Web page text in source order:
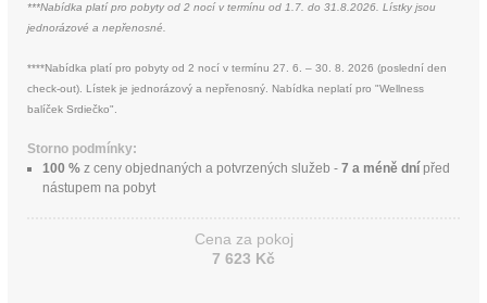
***Nabídka platí pro pobyty od 2 nocí v termínu od 1.7. do 31.8.2026. Lístky jsou
jednorázové a nepřenosné.
****Nabídka platí pro pobyty od 2 nocí v termínu 27. 6. – 30. 8. 2026 (poslední den
check-out). Lístek je jednorázový a nepřenosný. Nabídka neplatí pro "Wellness
balíček Srdiečko".
Storno podmínky:
100 % z ceny objednaných a potvrzených služeb - 7 a méně dní před
nástupem na pobyt
Cena za pokoj
7 623 Kč